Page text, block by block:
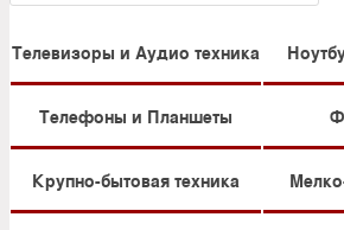
Телевизоры и Аудио техника
Телефоны и Планшеты
Крупно-бытовая техника